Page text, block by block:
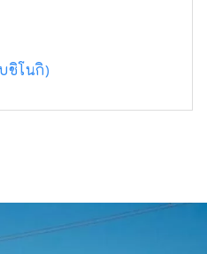
จังหวัด อาหารและเครื่องดื่มที่
ใหม่จากทั่วทั้งจังหวัดล้วนแต่มี
น เชิญมาเยี่ยมชมจังหวัดคุมาโม
ชิโนกิ)